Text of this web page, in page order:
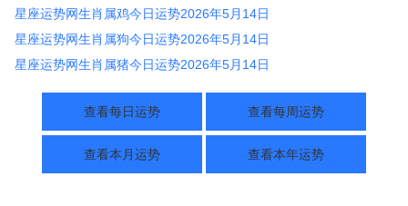
星座运势网生肖属鸡今日运势2026年5月14日
星座运势网生肖属狗今日运势2026年5月14日
星座运势网生肖属猪今日运势2026年5月14日
查看每日运势 查看每周运势
查看本月运势 查看本年运势